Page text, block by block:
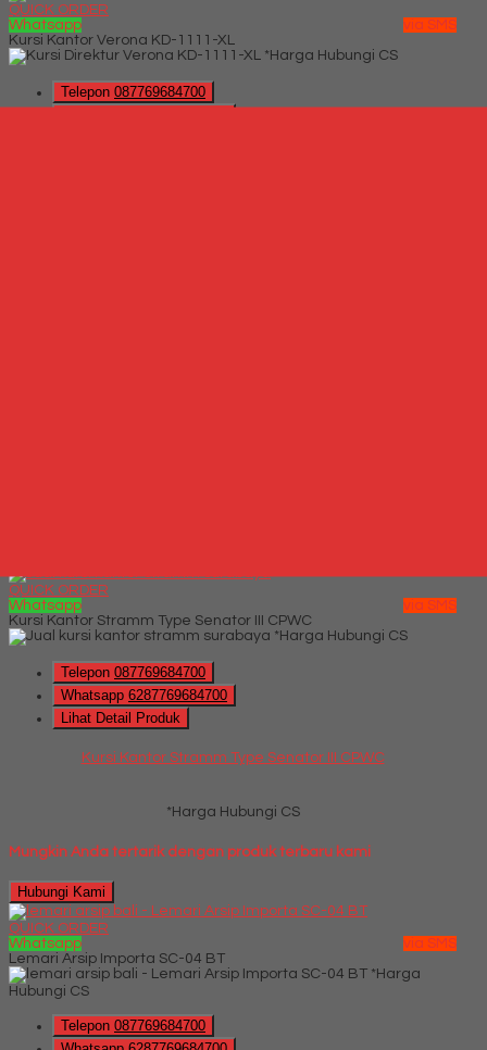
QUICK ORDER
Whatsapp
via SMS
Kursi Kantor Verona KD-1111-XL
*Harga Hubungi CS
Telepon 087769684700
QUICK ORDER
Whatsapp
via SMS
Kursi Kantor Stramm Type Senator III CPWC
*Harga Hubungi CS
Telepon 087769684700
Whatsapp 6287769684700
Lihat Detail Produk
Kursi Kantor Stramm Type Senator III CPWC
*Harga Hubungi CS
Mungkin Anda tertarik dengan produk terbaru kami
Hubungi Kami
QUICK ORDER
Whatsapp
via SMS
Lemari Arsip Importa SC-04 BT
*Harga
Hubungi CS
Telepon 087769684700